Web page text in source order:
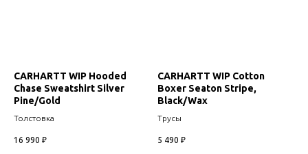
CARHARTT WIP Hooded
Chase Sweatshirt Silver
Pine/Gold
Толстовка
16 990 ₽
CARHARTT WIP Cotton
Boxer Seaton Stripe,
Black/Wax
Трусы
5 490 ₽